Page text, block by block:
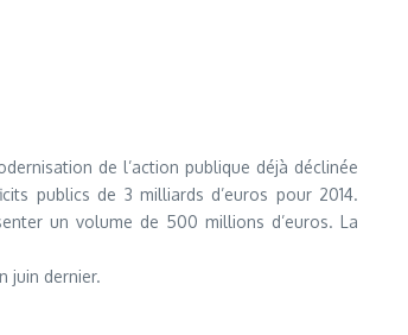
de l’action publique déjà déclinée
publics de 3 milliards d’euros pour 2014.
un volume de 500 millions d’euros. La
juin dernier.